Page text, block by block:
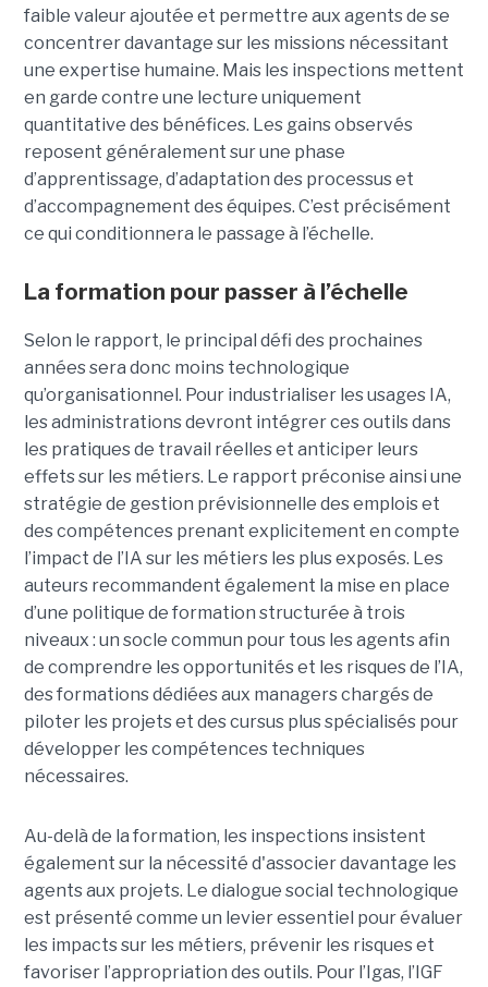
faible valeur ajoutée et permettre aux agents de se
concentrer davantage sur les missions nécessitant
une expertise humaine. Mais les inspections mettent
en garde contre une lecture uniquement
quantitative des bénéfices. Les gains observés
reposent généralement sur une phase
d’apprentissage, d’adaptation des processus et
d’accompagnement des équipes. C’est précisément
ce qui conditionnera le passage à l’échelle.
La formation pour passer à l’échelle
Selon le rapport, le principal défi des prochaines
années sera donc moins technologique
qu’organisationnel. Pour industrialiser les usages IA,
les administrations devront intégrer ces outils dans
les pratiques de travail réelles et anticiper leurs
effets sur les métiers. Le rapport préconise ainsi une
stratégie de gestion prévisionnelle des emplois et
des compétences prenant explicitement en compte
l’impact de l’IA sur les métiers les plus exposés. Les
auteurs recommandent également la mise en place
d’une politique de formation structurée à trois
niveaux : un socle commun pour tous les agents afin
de comprendre les opportunités et les risques de l’IA,
des formations dédiées aux managers chargés de
piloter les projets et des cursus plus spécialisés pour
développer les compétences techniques
nécessaires.
Au-delà de la formation, les inspections insistent
également sur la nécessité d'associer davantage les
agents aux projets. Le dialogue social technologique
est présenté comme un levier essentiel pour évaluer
les impacts sur les métiers, prévenir les risques et
favoriser l’appropriation des outils. Pour l’Igas, l’IGF